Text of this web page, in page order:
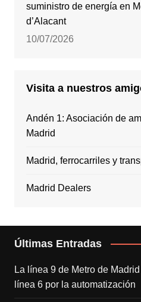
suministro de energía en
d’Alacant
10/07/2026
Visita a nuestros
Andén 1: Asociación de
Madrid
Madrid, ferrocarriles y
Madrid Dealers
Últimas Entradas
La línea 9 de Metro de
línea 6 por la automatización